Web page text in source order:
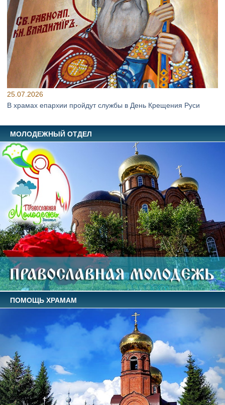
25.07.2026
В храмах епархии пройдут службы в День Крещения Руси
МОЛОДЕЖНЫЙ ОТДЕЛ
ПОМОЩЬ ХРАМАМ